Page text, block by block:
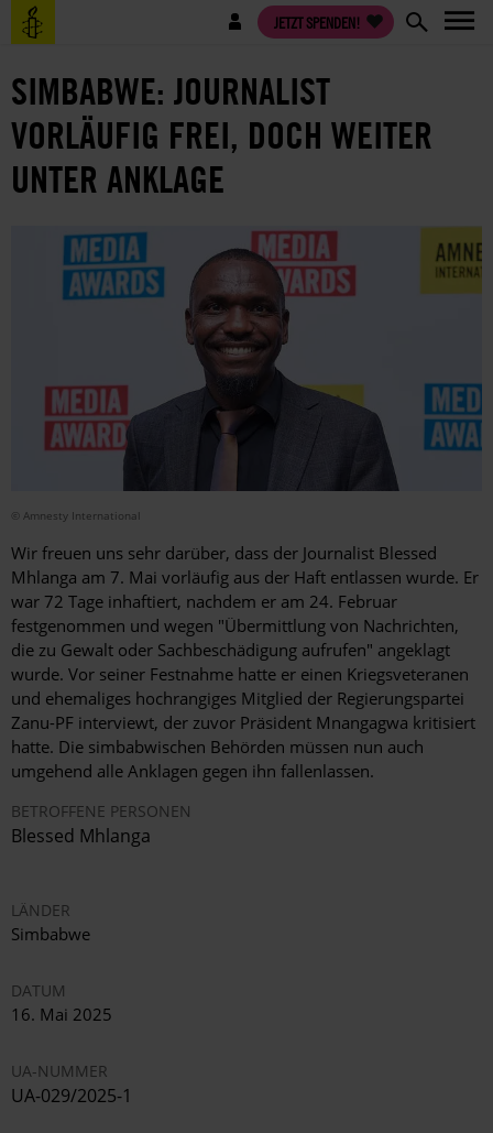
Direkt
zum
Benutzermenü JETZT SPENDEN!
SIMBABWE: JOURNALIST
VORLÄUFIG FREI, DOCH WEITER
UNTER ANKLAGE
© Amnesty International
Wir freuen uns sehr darüber, dass der Journalist Blessed
Mhlanga am 7. Mai vorläufig aus der Haft entlassen wurde. Er
war 72 Tage inhaftiert, nachdem er am 24. Februar
festgenommen und wegen "Übermittlung von Nachrichten,
die zu Gewalt oder Sachbeschädigung aufrufen" angeklagt
wurde. Vor seiner Festnahme hatte er einen Kriegsveteranen
und ehemaliges hochrangiges Mitglied der Regierungspartei
Zanu-PF interviewt, der zuvor Präsident Mnangagwa kritisiert
hatte. Die simbabwischen Behörden müssen nun auch
umgehend alle Anklagen gegen ihn fallenlassen.
BETROFFENE PERSONEN
Blessed Mhlanga
LÄNDER
Simbabwe
DATUM
16. Mai 2025
UA-NUMMER
UA-029/2025-1